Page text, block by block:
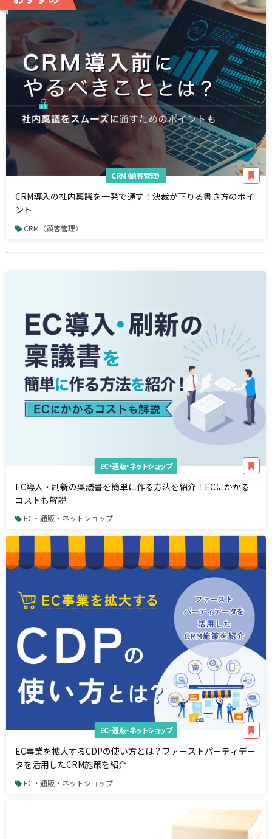
CRM（顧客管理）
CRM導入の社内稟議を一発で通す！決裁が下りる書き方のポイ
ント
CRM（顧客管理）
EC・通販・ネットショップ
EC導入・刷新の稟議書を簡単に作る方法を紹介！ECにかかる
コストも解説
EC・通販・ネットショップ
EC・通販・ネットショップ
EC事業を拡大するCDPの使い方とは？ファーストパーティデー
タを活用したCRM施策を紹介
EC・通販・ネットショップ